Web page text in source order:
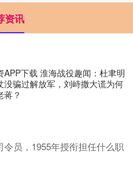
资讯
APP下载 淮海战役趣闻：杜聿明
没骗过解放军，刘峙撒大谎为何
蒋？
员，1955年授衔担任什么职